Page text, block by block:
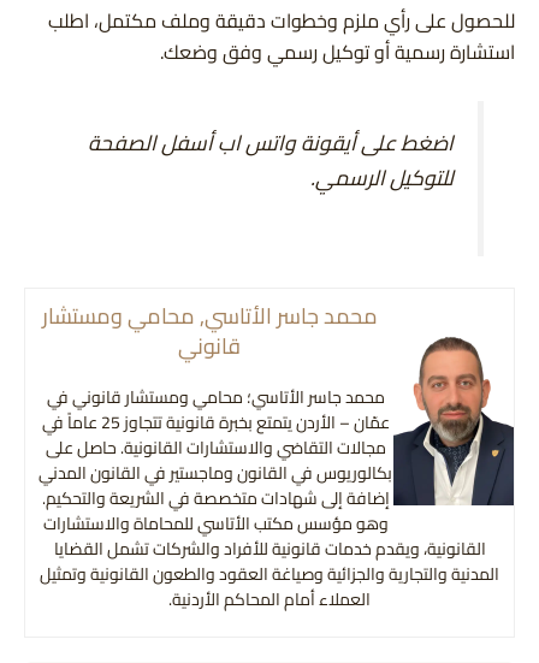
للحصول على رأي ملزم وخطوات دقيقة وملف مكتمل، اطلب
استشارة رسمية أو توكيل رسمي وفق وضعك.
اضغط على أيقونة واتس اب أسفل الصفحة
للتوكيل الرسمي.
محمد جاسر الأتاسي, محامي ومستشار
قانوني
محمد جاسر الأتاسي؛ محامي ومستشار قانوني في
عمّان – الأردن يتمتع بخبرة قانونية تتجاوز 25 عاماً في
مجالات التقاضي والاستشارات القانونية. حاصل على
بكالوريوس في القانون وماجستير في القانون المدني
إضافة إلى شهادات متخصصة في الشريعة والتحكيم.
وهو مؤسس مكتب الأتاسي للمحاماة والاستشارات
القانونية، ويقدم خدمات قانونية للأفراد والشركات تشمل القضايا
المدنية والتجارية والجزائية وصياغة العقود والطعون القانونية وتمثيل
العملاء أمام المحاكم الأردنية.